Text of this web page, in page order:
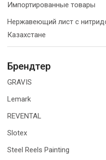
Импортированные товары
Нержавеющий лист с
Казахстане
Брендтер
GRAVIS
Lemark
REVENTAL
Slotex
Steel Reels Painting